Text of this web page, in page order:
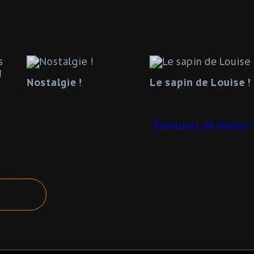
Nostalgie ! Le sapin de Louise !
Peintures de Marina !